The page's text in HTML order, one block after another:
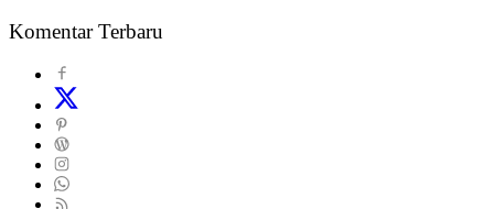
Komentar Terbaru